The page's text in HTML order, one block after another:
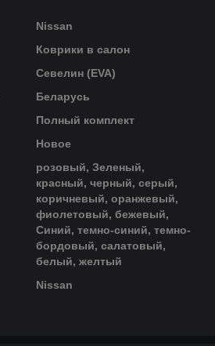
Nissan
Коврики в салон
Севелин (EVA)
Беларусь
Полный комплект
Новое
розовый, Зеленый,
красный, черный, серый,
коричневый, оранжевый,
фиолетовый, бежевый,
Синий, темно-синий, темно-
бордовый, салатовый,
белый, желтый
Nissan